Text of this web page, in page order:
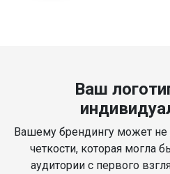
Ваш
Вашему брендингу может не
четкости, которая могла
аудитории с первого